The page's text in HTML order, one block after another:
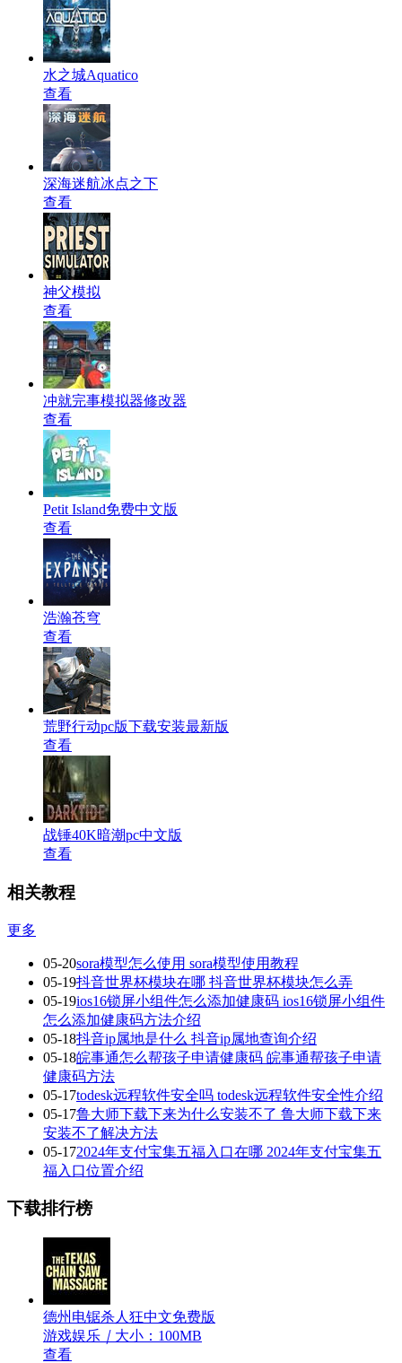
水之城Aquatico
查看
深海迷航冰点之下
查看
神父模拟
查看
冲就完事模拟器修改器
查看
Petit Island免费中文版
查看
浩瀚苍穹
查看
荒野行动pc版下载安装最新版
查看
战锤40K暗潮pc中文版
查看
相关教程
更多
05-20sora模型怎么使用 sora模型使用教程
05-19抖音世界杯模块在哪 抖音世界杯模块怎么弄
05-19ios16锁屏小组件怎么添加健康码 ios16锁屏小组件
怎么添加健康码方法介绍
05-18抖音ip属地是什么 抖音ip属地查询介绍
05-18皖事通怎么帮孩子申请健康码 皖事通帮孩子申请
健康码方法
05-17todesk远程软件安全吗 todesk远程软件安全性介绍
05-17鲁大师下载下来为什么安装不了 鲁大师下载下来
安装不了解决方法
05-172024年支付宝集五福入口在哪 2024年支付宝集五
福入口位置介绍
下载排行榜
德州电锯杀人狂中文免费版
游戏娱乐 ｜ 大小：100MB
查看